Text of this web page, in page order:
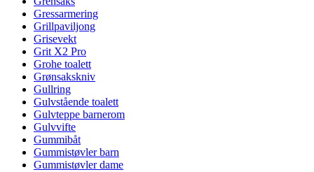
Gressarmering
Grillpaviljong
Grisevekt
Grit X2 Pro
Grohe toalett
Grønsakskniv
Gullring
Gulvstående toalett
Gulvteppe barnerom
Gulvvifte
Gummibåt
Gummistøvler barn
Gummistøvler dame